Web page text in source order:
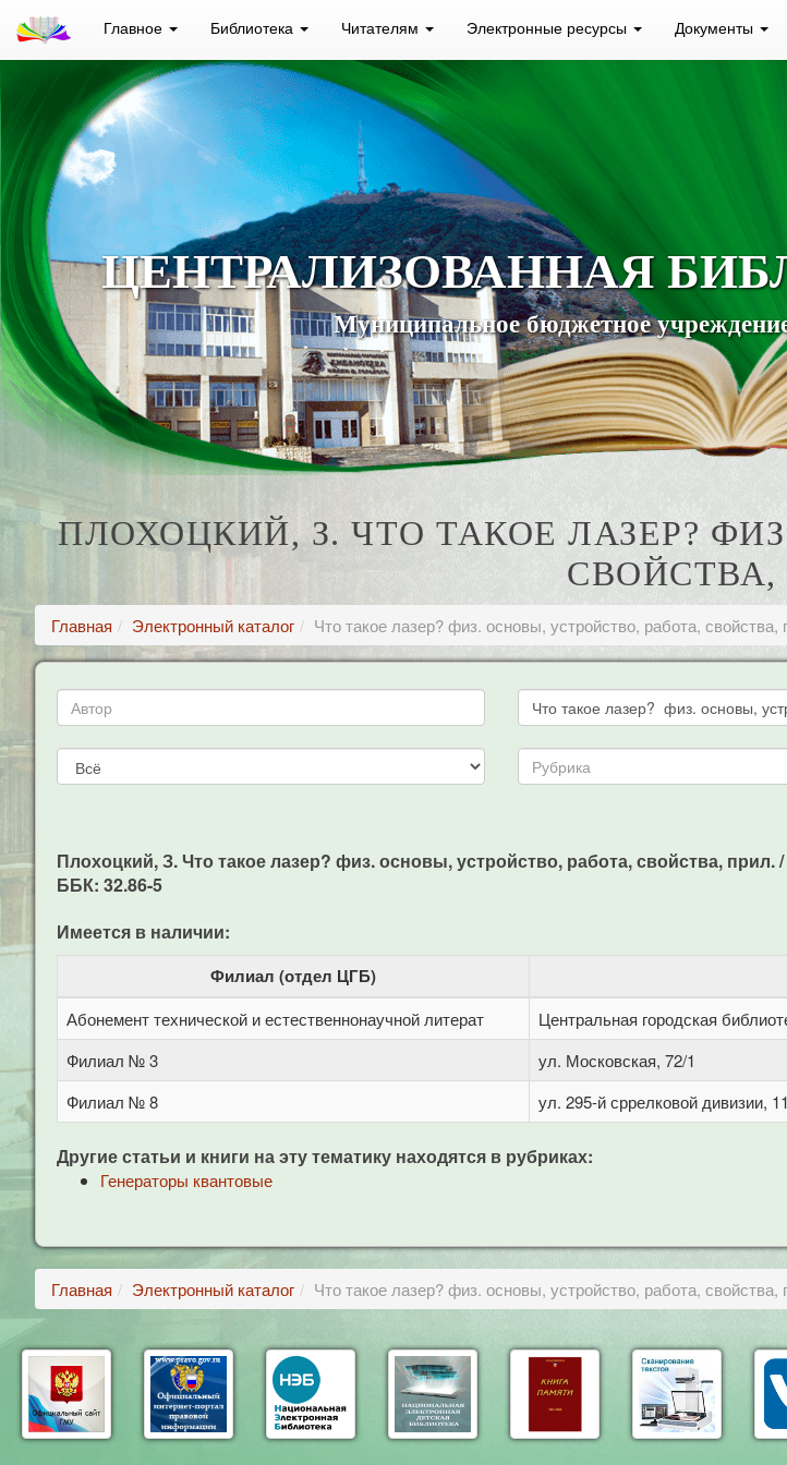
Главное Библиотека Читателям Электронные ресурсы Документы
ЦЕНТРАЛИЗОВАННАЯ
Муниципальное бюджетное
ПЛОХОЦКИЙ, З. ЧТО ТАКОЕ ЛАЗЕР?
СВОЙСТВА,
Главная Электронный каталог Что такое лазер? физ. основы, устройство, работа, свойства,
Плохоцкий, З. Что такое лазер? физ. основы, устройство, работа, свойства,
ББК: 32.86-5
Имеется в наличии:
Филиал (отдел ЦГБ)
Абонемент технической и естественнонаучной литерат Центральная городская
Филиал № 3
ул. Московская, 72/1
Филиал № 8
ул. 295-й сррелковой дивизии,
Другие статьи и книги на эту тематику находятся в рубриках:
Генераторы квантовые
Главная Электронный каталог Что такое лазер? физ. основы, устройство, работа, свойства,